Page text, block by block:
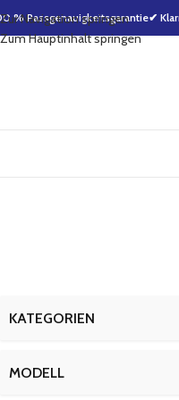
Zur Navigation springen
Zum Hauptinhalt springen
% Passgenauigkeitsgarantie✔
KATEGORIEN
MODELL